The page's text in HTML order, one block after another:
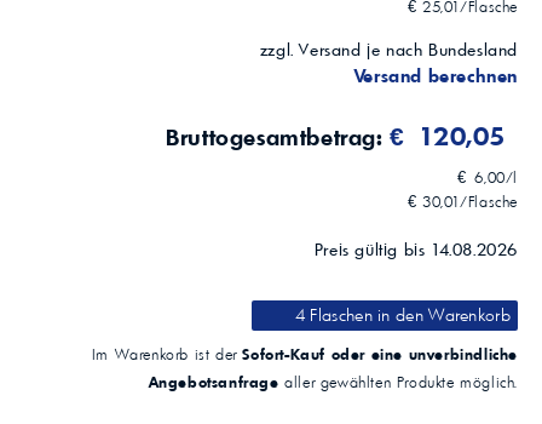
€ 25,01/Flasche
zzgl. Versand je nach Bundesland
Versand berechnen
Bruttogesamtbetrag:€ 120,05
€ 6,00/l
€ 30,01/Flasche
Preis gültig bis 14.08.2026
4 Flaschenin den Warenkorb
Im Warenkorb ist derSofort-Kauf oder eine unverbindliche
Angebotsanfrage aller gewählten Produkte möglich.